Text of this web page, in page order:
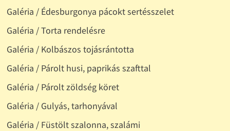
Galéria / Édesburgonya pácokt sertésszelet
Galéria / Torta rendelésre
Galéria / Kolbászos tojásrántotta
Galéria / Párolt husi, paprikás szafttal
Galéria / Párolt zöldség köret
Galéria / Gulyás, tarhonyával
Galéria / Füstölt szalonna, szalámi